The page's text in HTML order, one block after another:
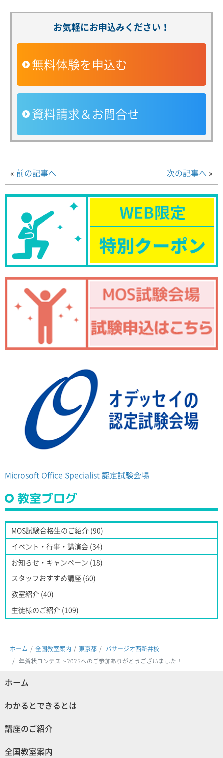
お気軽にお申込みください！
無料体験を申込む
資料請求＆お問合せ
« 前の記事へ 次の記事へ »
Microsoft Office Specialist 認定試験会場
教室ブログ
MOS試験合格生のご紹介 (90)
イベント・行事・講演会 (34)
お知らせ・キャンペーン (18)
スタッフおすすめ講座 (60)
教室紹介 (40)
生徒様のご紹介 (109)
ホーム 全国教室案内 東京都
パサージオ西新井校
年賀状コンテスト2025へのご参加ありがとうございました！
ホーム
わかるとできるとは
講座のご紹介
全国教室案内